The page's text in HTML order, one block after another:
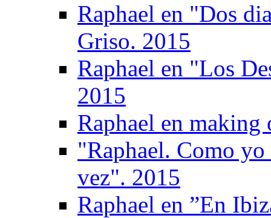
Raphael en "Dos
Griso. 2015
Raphael en "Los
2015
Raphael en
"Raphael. Como
vez". 2015
Raphael en ”En